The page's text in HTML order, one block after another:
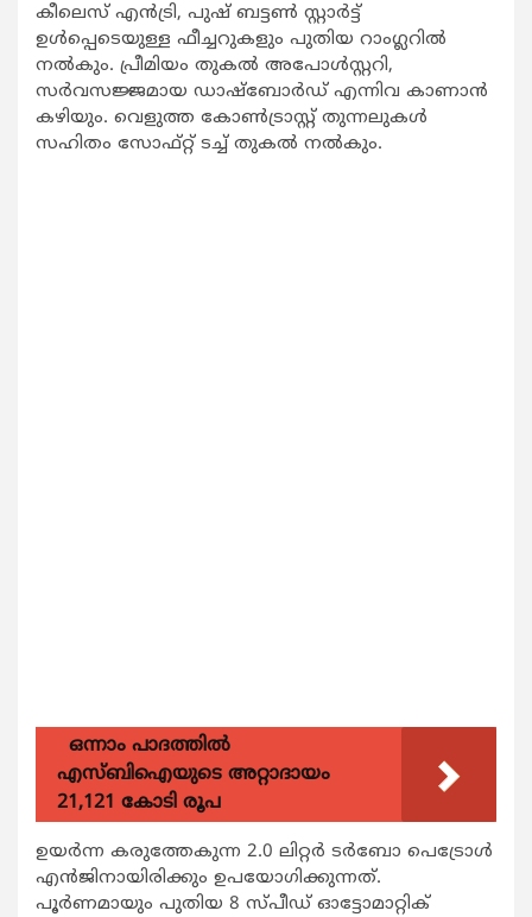
കീലെസ് എന്‍ട്രി, പുഷ് ബട്ടണ്‍ സ്റ്റാര്‍ട്ട്
ഉള്‍പ്പെടെയുള്ള ഫീച്ചറുകളും പുതിയ റാംഗ്ലറില്‍
നല്‍കും. പ്രീമിയം തുകല്‍ അപോള്‍സ്റ്ററി,
സര്‍വസജ്ജമായ ഡാഷ്ബോര്‍ഡ് എന്നിവ കാണാന്‍
കഴിയും. വെളുത്ത കോണ്‍ട്രാസ്റ്റ് തുന്നലുകള്‍
സഹിതം സോഫ്റ്റ് ടച്ച് തുകല്‍ നല്‍കും.
ഒന്നാം പാദത്തിൽ
എസ്ബിഐയുടെ അറ്റാദായം
21,121 കോടി രൂപ
ഉയര്‍ന്ന കരുത്തേകുന്ന 2.0 ലിറ്റര്‍ ടര്‍ബോ പെട്രോള്‍
എന്‍ജിനായിരിക്കും ഉപയോഗിക്കുന്നത്.
പൂര്‍ണമായും പുതിയ 8 സ്പീഡ് ഓട്ടോമാറ്റിക്